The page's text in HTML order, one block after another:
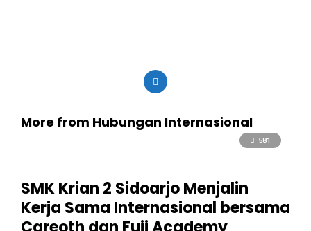
More from Hubungan Internasional
581
SMK Krian 2 Sidoarjo Menjalin
Kerja Sama Internasional bersama